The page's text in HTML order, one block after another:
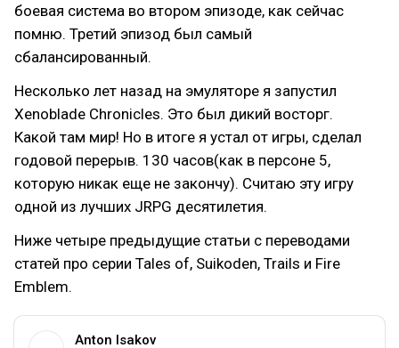
боевая система во втором эпизоде, как сейчас
помню. Третий эпизод был самый
сбалансированный.
Несколько лет назад на эмуляторе я запустил
Xenoblade Chronicles. Это был дикий восторг.
Какой там мир! Но в итоге я устал от игры, сделал
годовой перерыв. 130 часов(как в персоне 5,
которую никак еще не закончу). Считаю эту игру
одной из лучших JRPG десятилетия.
Ниже четыре предыдущие статьи с переводами
статей про серии Tales of, Suikoden, Trails и Fire
Emblem.
Anton Isakov